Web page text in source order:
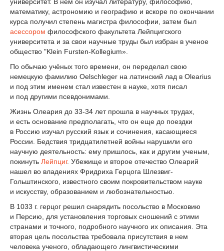
математику, астрономию и географию и вскоре по окончании
курса получил степень магистра философии, затем был
асессором философского факультета Лейпцигского
университета и за свои научные труды был избран в ученое
общество "Klein Fursten-Kollegium».
По обычаю учёных того времени, он переделал свою
немецкую фамилию Oelschleger на латинский лад в Olearius
и под этим именем стал известен в науке, хотя писал
и под другими псевдонимами.
Жизнь Олеария до 33-34 лет прошла в научных трудах,
и есть основание предполагать, что он еще до поездки
в Россию изучал русский язык и сочинения, касающиеся
России. Бедствия тридцатилетней войны нарушили его
научную деятельность: ему пришлось, как и другим ученым,
покинуть Лейпциг. Убежище и второе отечество Олеарий
нашел во владениях Фридриха Герцога Шлезвиг-
Гольштинского, известного своим покровительством науке
и искусству, образованием и любознательностью.
В 1033 г. герцог решил снарядить посольство в Московию
и Персию, для установления торговых сношений с этими
странами и точного, подробного научного их описания. Эта
вторая цель посольства требовала присутствия в нем
человека ученого, обладающего лингвистическими